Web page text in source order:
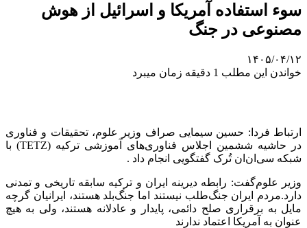
سوء استفاده آمریکا و اسرائیل از هوش
مصنوعی در جنگ
۱۴۰۵/۰۴/۱۲
خواندن این مطلب 1 دقیقه زمان میبرد
ارتباط فردا: حسین سیمایی صراف وزیر علوم، تحقیقات و فناوری
در حاشیه ششمین اجلاس فناوری‌های آموزشی ترکیه (TETZ) با
شبکه سی‌ان‌ان تُرک گفتگویی انجام داد .
وزیر علوم‌گفت: رابطه دیرینه ایران و ترکیه سابقه تاریخی و تمدنی
دارد.مردم ایران جنگ‌طلب نیستند اما جنگ‌بلد هستند، ایرانیان گرچه
مایل به برقراری صلح دائمی، پایدار و عادلانه هستند، ولی به هیچ
عنوان به آمریکا اعتماد ندارند